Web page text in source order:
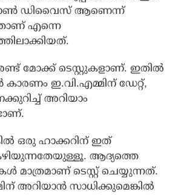
ഡിവൈസ് ആണെന്ന്
എന്നെ
മോക്ക് ടെസ്റ്റുകളാണ്. ഇതില്‍
ഇ.വി.എമ്മിന് ഡേറ്റ്,
അറിയാം
ഒരു ഹാക്കറിന് ഇത്
ആദ്യത്തെ
മാത്രമാണ് ടെസ്റ്റ് ചെയ്യുന്നത്.
അറിയാന്‍ സാധിക്കുമെങ്കില്‍